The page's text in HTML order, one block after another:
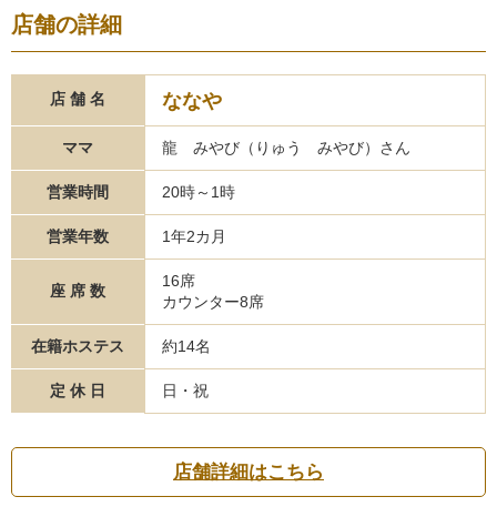
店舗の詳細
店 舗 名 ななや
ママ 龍 みやび（りゅう みやび）さん
営業時間 20時～1時
営業年数 1年2カ月
座 席 数
16席
カウンター8席
在籍ホステス 約14名
定 休 日 日・祝
店舗詳細はこちら